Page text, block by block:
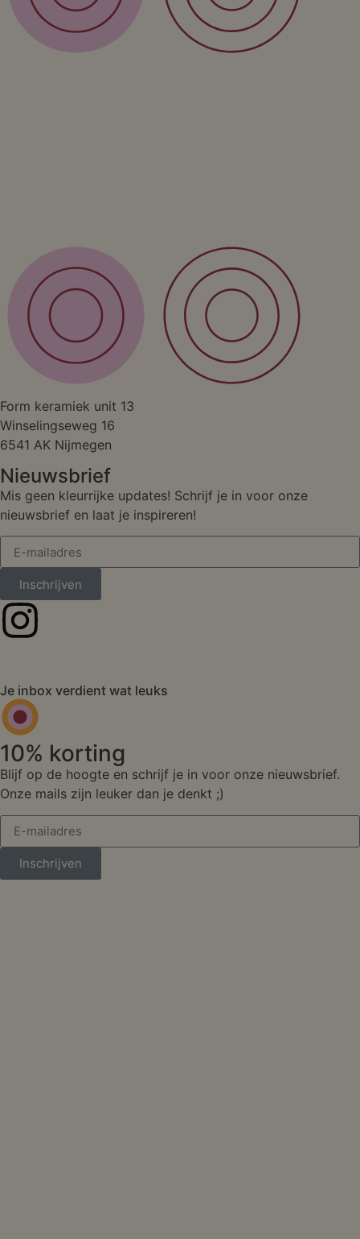
Form keramiek unit 13
Winselingseweg 16
6541 AK Nijmegen
Nieuwsbrief
Mis geen kleurrijke updates! Schrijf je in voor onze
nieuwsbrief en laat je inspireren!
Inschrijven
Je inbox verdient wat leuks
10% korting
Blijf op de hoogte en schrijf je in voor onze nieuwsbrief.
Onze mails zijn leuker dan je denkt ;)
Inschrijven